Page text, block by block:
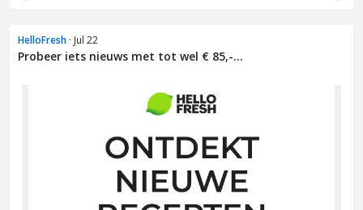
HelloFresh · Jul 22
Probeer iets nieuws met tot wel € 85,-...